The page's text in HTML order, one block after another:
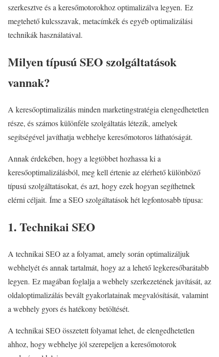
szerkesztve és a keresőmotorokhoz optimalizálva legyen. Ez
megtehető kulcsszavak, metacímkék és egyéb optimalizálási
technikák használatával.
Milyen típusú SEO szolgáltatások
vannak?
A keresőoptimalizálás minden marketingstratégia elengedhetetlen
része, és számos különféle szolgáltatás létezik, amelyek
segítségével javíthatja webhelye keresőmotoros láthatóságát.
Annak érdekében, hogy a legtöbbet hozhassa ki a
keresőoptimalizálásból, meg kell értenie az elérhető különböző
típusú szolgáltatásokat, és azt, hogy ezek hogyan segíthetnek
elérni céljait. Íme a SEO szolgáltatások hét legfontosabb típusa:
1. Technikai SEO
A technikai SEO az a folyamat, amely során optimalizáljuk
webhelyét és annak tartalmát, hogy az a lehető legkeresőbarátabb
legyen. Ez magában foglalja a webhely szerkezetének javítását, az
oldaloptimalizálás bevált gyakorlatainak megvalósítását, valamint
a webhely gyors és hatékony betöltését.
A technikai SEO összetett folyamat lehet, de elengedhetetlen
ahhoz, hogy webhelye jól szerepeljen a keresőmotorok